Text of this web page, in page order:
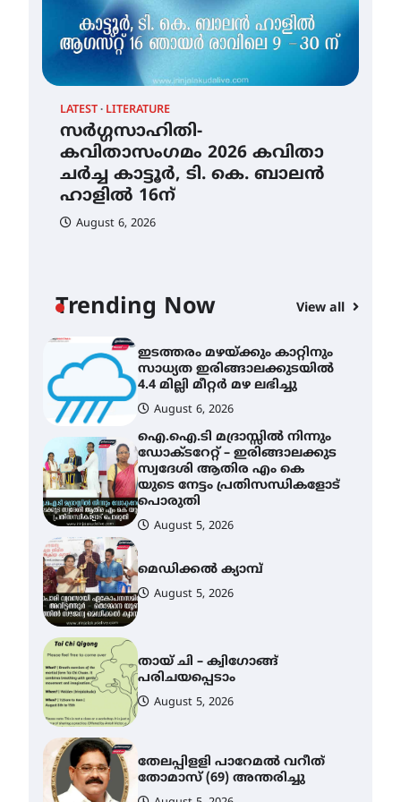
LATEST LITERATURE
സർഗ്ഗസാഹിതി-
കവിതാസംഗമം 2026 കവിതാ
ചർച്ച കാട്ടൂർ, ടി. കെ. ബാലൻ
ഹാളിൽ 16ന്
August 6, 2026
Trending Now View all
പരിചയപ്പെടാം
തേലപ്പിളളി പാറേമൽ വറീത്
തോമാസ് (69) അന്തരിച്ചു
August 5, 2026
August 6, 2026
ഇടത്തരം മഴയ്ക്കും കാറ്റിനും
സാധ്യത ഇരിങ്ങാലക്കുടയിൽ
4.4 മില്ലി മീറ്റർ മഴ ലഭിച്ചു
August 6, 2026
ഐ.ഐ.ടി മദ്രാസ്സിൽ നിന്നും
ഡോക്ടറേറ്റ് – ഇരിങ്ങാലക്കുട
സ്വദേശി ആതിര എം കെ
യുടെ നേട്ടം പ്രതിസന്ധികളോട്
പൊരുതി
August 5, 2026
മെഡിക്കൽ ക്യാമ്പ്
August 5, 2026
തായ് ചി – ക്വിഗോങ്ങ്
പരിചയപ്പെടാം
August 5, 2026
തേലപ്പിളളി പാറേമൽ വറീത്
തോമാസ് (69) അന്തരിച്ചു